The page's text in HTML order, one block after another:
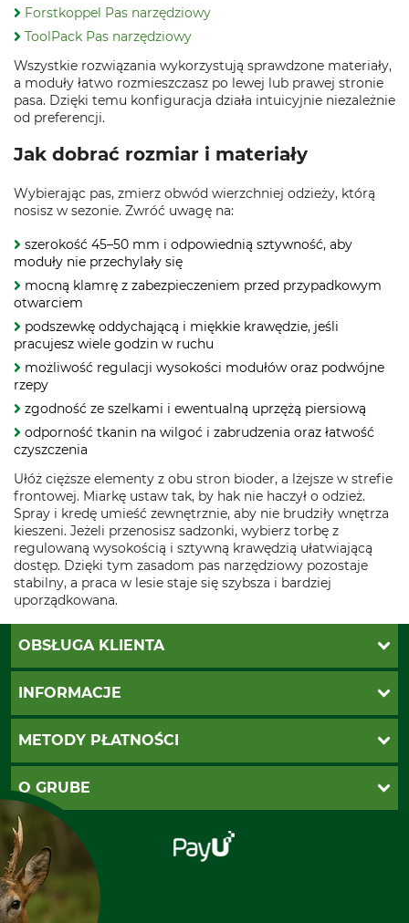
Forstkoppel Pas narzędziowy
ToolPack Pas narzędziowy
Wszystkie rozwiązania wykorzystują sprawdzone materiały,
a moduły łatwo rozmieszczasz po lewej lub prawej stronie
pasa. Dzięki temu konfiguracja działa intuicyjnie niezależnie
od preferencji.
Jak dobrać rozmiar i materiały
Wybierając pas, zmierz obwód wierzchniej odzieży, którą
nosisz w sezonie. Zwróć uwagę na:
szerokość 45–50 mm i odpowiednią sztywność, aby
moduły nie przechylały się
mocną klamrę z zabezpieczeniem przed przypadkowym
otwarciem
podszewkę oddychającą i miękkie krawędzie, jeśli
pracujesz wiele godzin w ruchu
możliwość regulacji wysokości modułów oraz podwójne
rzepy
zgodność ze szelkami i ewentualną uprzężą piersiową
odporność tkanin na wilgoć i zabrudzenia oraz łatwość
czyszczenia
Ułóż cięższe elementy z obu stron bioder, a lżejsze w strefie
frontowej. Miarkę ustaw tak, by hak nie haczył o odzież.
Spray i kredę umieść zewnętrznie, aby nie brudziły wnętrza
kieszeni. Jeżeli przenosisz sadzonki, wybierz torbę z
regulowaną wysokością i sztywną krawędzią ułatwiającą
dostęp. Dzięki tym zasadom pas narzędziowy pozostaje
stabilny, a praca w lesie staje się szybsza i bardziej
uporządkowana.
OBSŁUGA KLIENTA
Katalogi Grube
Ustawienia plików cookie
INFORMACJE
Koszty dostawy
Regulamin sklepu
Klauzula RODO
Odstąpienie od zamówienia
METODY PŁATNOŚCI
PayU
Za pobraniem (z dopłatą)
Polecenie zapłaty SEPA
O GRUBE
Sklep stacjonarny
Kontakt
Grube w Europie